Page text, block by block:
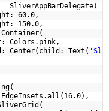
_SliverAppBarDelegate(
60.0,
150.0,
Colors.pink,
Center(child: Text(
EdgeInsets.all(16.0),